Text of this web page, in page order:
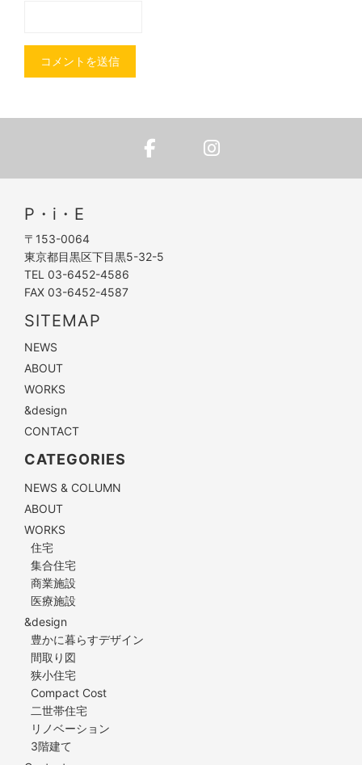
P・i・E
〒153-0064
東京都目黒区下目黒5-32-5
TEL 03-6452-4586
FAX 03-6452-4587
SITEMAP
NEWS
ABOUT
WORKS
&design
CONTACT
CATEGORIES
NEWS & COLUMN
ABOUT
WORKS
住宅
集合住宅
商業施設
医療施設
&design
豊かに暮らすデザイン
間取り図
狭小住宅
Compact Cost
二世帯住宅
リノベーション
3階建て